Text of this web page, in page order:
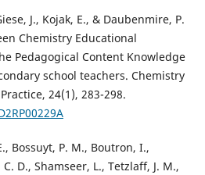
J., Kojak, E., & Daubenmire, P.
Chemistry Educational
Pedagogical Content Knowledge
school teachers. Chemistry
24(1), 283-298.
Bossuyt, P. M., Boutron, I.,
D., Shamseer, L., Tetzlaff, J. M.,